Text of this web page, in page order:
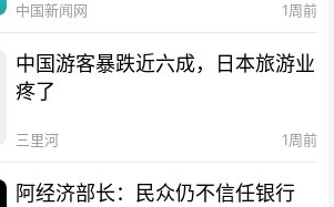
中国新闻网 1周前
中国游客暴跌近六成，日本旅游业
疼了
三里河 1周前
阿经济部长：民众仍不信任银行